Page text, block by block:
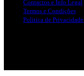
Contactos e Info Legal
Termos e Condições
Politica de Privacidade